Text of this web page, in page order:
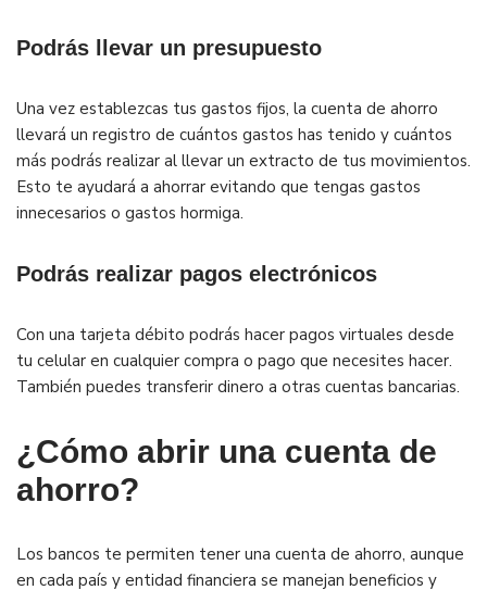
Podrás llevar un presupuesto
Una vez establezcas tus gastos fijos, la cuenta de ahorro
llevará un registro de cuántos gastos has tenido y cuántos
más podrás realizar al llevar un extracto de tus movimientos.
Esto te ayudará a ahorrar evitando que tengas gastos
innecesarios o gastos hormiga.
Podrás realizar pagos electrónicos
Con una tarjeta débito podrás hacer pagos virtuales desde
tu celular en cualquier compra o pago que necesites hacer.
También puedes transferir dinero a otras cuentas bancarias.
¿Cómo abrir una cuenta de
ahorro?
Los bancos te permiten tener una cuenta de ahorro, aunque
en cada país y entidad financiera se manejan beneficios y